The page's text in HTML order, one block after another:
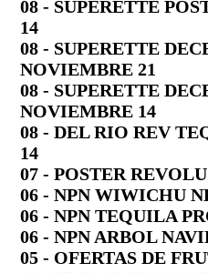
08 - SUPERETTE
14
08 - SUPERETTE
NOVIEMBRE 21
08 - SUPERETTE
NOVIEMBRE 14
08 - DEL RIO REV
14
07 - POSTER
06 - NPN WIWICHU
06 - NPN TEQUILA
06 - NPN ARBOL
05 - OFERTAS DE